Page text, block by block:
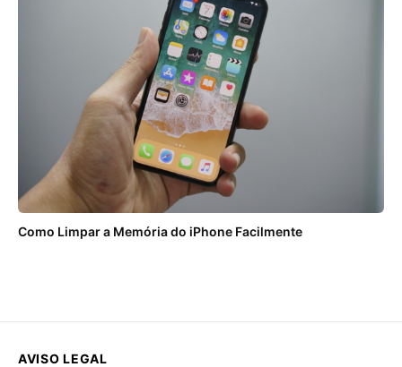
Como Limpar a Memória do iPhone Facilmente
AVISO LEGAL